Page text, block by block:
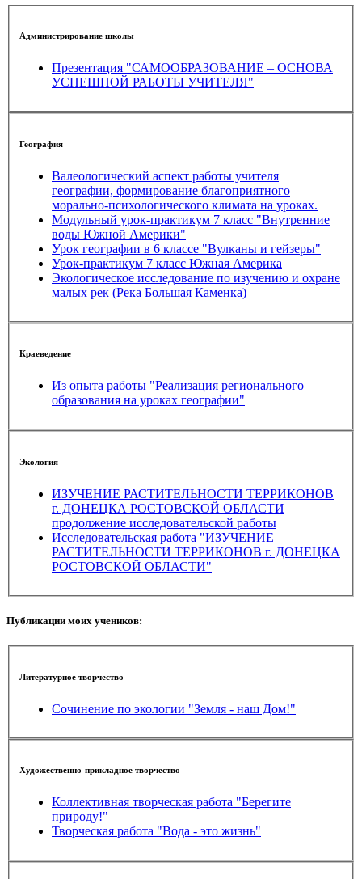
Администрирование школы
Презентация "САМООБРАЗОВАНИЕ – ОСНОВА
УСПЕШНОЙ РАБОТЫ УЧИТЕЛЯ"
География
Валеологический аспект работы учителя
географии, формирование благоприятного
морально-психологического климата на уроках.
Модульный урок-практикум 7 класс "Внутренние
воды Южной Америки"
Урок географии в 6 классе "Вулканы и гейзеры"
Урок-практикум 7 класс Южная Америка
Экологическое исследование по изучению и охране
малых рек (Река Большая Каменка)
Краеведение
Из опыта работы "Реализация регионального
образования на уроках географии"
Экология
ИЗУЧЕНИЕ РАСТИТЕЛЬНОСТИ ТЕРРИКОНОВ
г. ДОНЕЦКА РОСТОВСКОЙ ОБЛАСТИ
продолжение исследовательской работы
Исследовательская работа "ИЗУЧЕНИЕ
РАСТИТЕЛЬНОСТИ ТЕРРИКОНОВ г. ДОНЕЦКА
РОСТОВСКОЙ ОБЛАСТИ"
Публикации моих учеников:
Литературное творчество
Сочинение по экологии "Земля - наш Дом!"
Художественно-прикладное творчество
Коллективная творческая работа "Берегите
природу!"
Творческая работа "Вода - это жизнь"